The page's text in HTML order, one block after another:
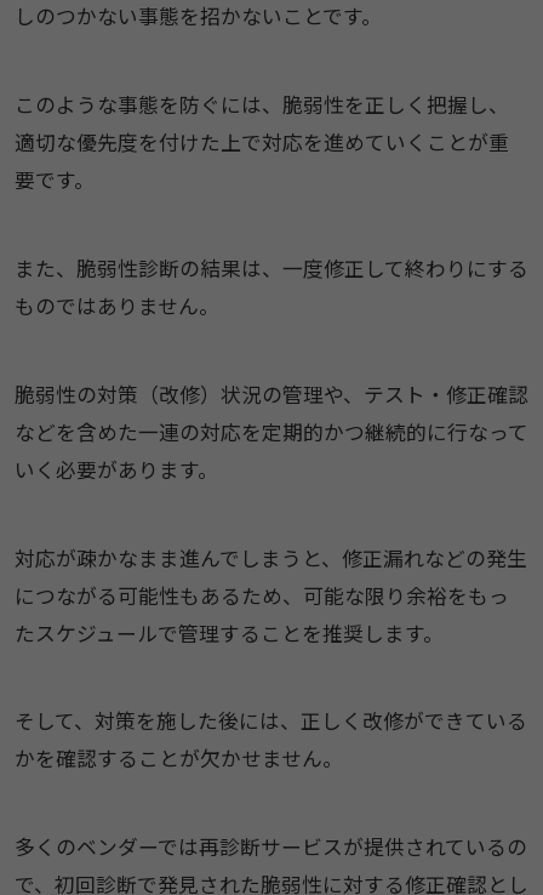
しのつかない事態を招かないことです。
このような事態を防ぐには、脆弱性を正しく把握し、
適切な優先度を付けた上で対応を進めていくことが重
要です。
また、脆弱性診断の結果は、一度修正して終わりにする
ものではありません。
脆弱性の対策（改修）状況の管理や、テスト・修正確認
などを含めた一連の対応を定期的かつ継続的に行なって
いく必要があります。
対応が疎かなまま進んでしまうと、修正漏れなどの発生
につながる可能性もあるため、可能な限り余裕をもっ
たスケジュールで管理することを推奨します。
そして、対策を施した後には、正しく改修ができている
かを確認することが欠かせません。
多くのベンダーでは再診断サービスが提供されているの
で、初回診断で発見された脆弱性に対する修正確認とし